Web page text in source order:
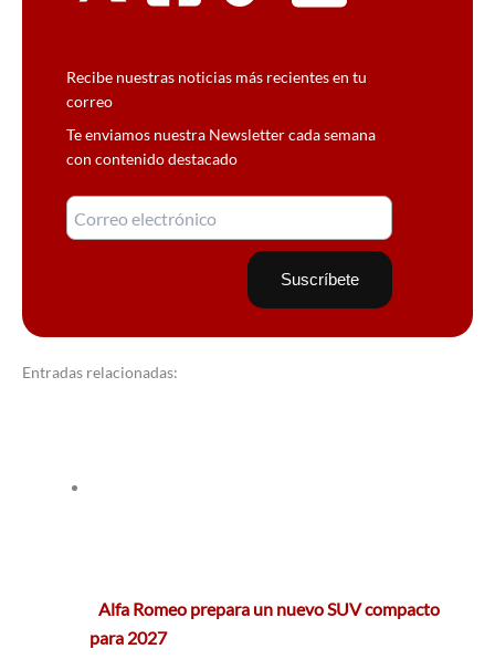
Recibe nuestras noticias más recientes en tu
correo
Te enviamos nuestra Newsletter cada semana
con contenido destacado
Entradas relacionadas:
Alfa Romeo prepara un nuevo SUV compacto
para 2027